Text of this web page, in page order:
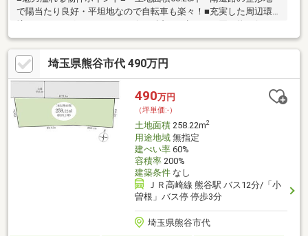
で陽当たり良好・平坦地なので自転車も楽々！■充実した周辺環
る♪・クリーニング・銀行も徒歩圏内で生活に優しい。・籠原駅ま
で徒歩14分で通勤通学にも便利・三尻小学校まで徒歩19分、三尻
中学校まで徒歩12分不動産から注文住宅・リフォーム・お庭づく
り、アパート・マンションのご紹介、さらには土地活用まで、お
客様と一生涯のお付き合いが出来るよう誠心誠意努力してまいり
埼玉県熊谷市代 490万円
490万円
（坪単価:-）
土地面積258.22m2
用途地域無指定
建ぺい率60%
容積率200%
建築条件なし
ＪＲ高崎線 熊谷駅 バス12分/「小
曽根」バス停 停歩3分
埼玉県熊谷市代